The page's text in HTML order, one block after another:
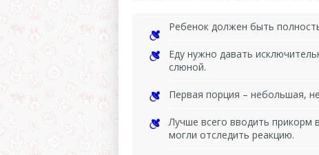
Ребенок должен быть
Еду нужно давать
слюной.
Первая порция – небольшая,
Лучше всего вводить прикорм
могли отследить реакцию.